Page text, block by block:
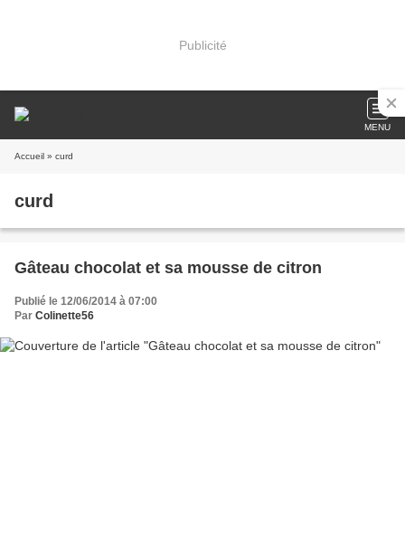
Publicité
MENU
Accueil » curd
curd
Gâteau chocolat et sa mousse de citron
Publié le 12/06/2014 à 07:00
Par Colinette56